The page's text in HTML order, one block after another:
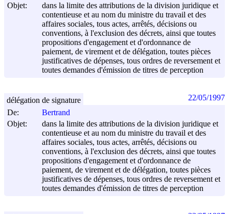
Objet:
dans la limite des attributions de la division juridique et
contentieuse et au nom du ministre du travail et des
affaires sociales, tous actes, arrêtés, décisions ou
conventions, à l'exclusion des décrets, ainsi que toutes
propositions d'engagement et d'ordonnance de
paiement, de virement et de délégation, toutes pièces
justificatives de dépenses, tous ordres de reversement et
toutes demandes d'émission de titres de perception
De:
Bertrand
Objet:
dans la limite des attributions de la division juridique et
contentieuse et au nom du ministre du travail et des
affaires sociales, tous actes, arrêtés, décisions ou
conventions, à l'exclusion des décrets, ainsi que toutes
propositions d'engagement et d'ordonnance de
paiement, de virement et de délégation, toutes pièces
justificatives de dépenses, tous ordres de reversement et
toutes demandes d'émission de titres de perception
délégation de signature 22/05/1997